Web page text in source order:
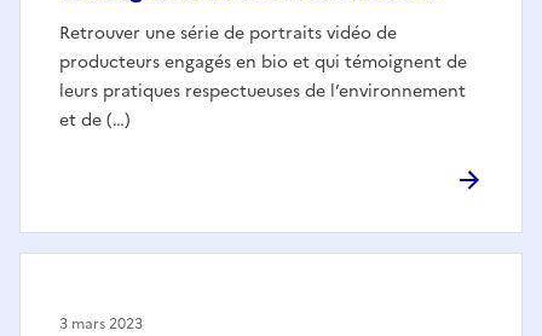
Retrouver une série de portraits vidéo de
producteurs engagés en bio et qui témoignent de
leurs pratiques respectueuses de l’environnement
et de (…)
3 mars 2023